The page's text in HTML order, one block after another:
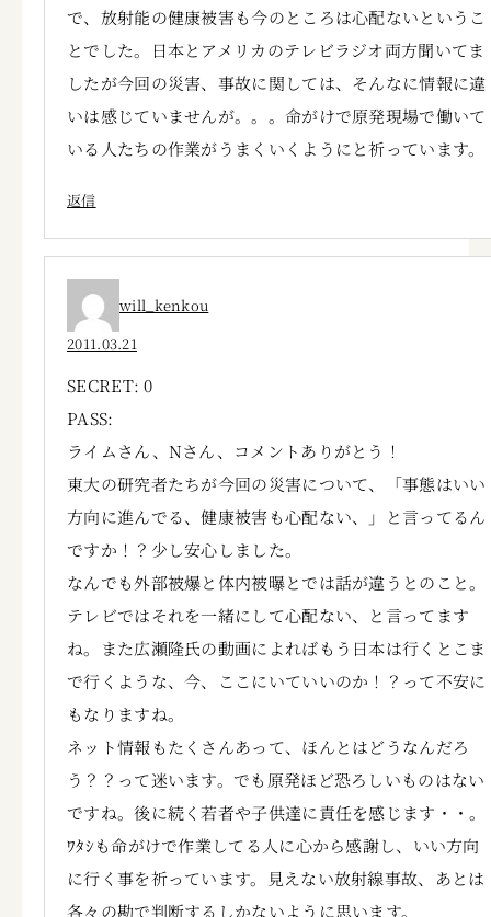
で、放射能の健康被害も今のところは心配ないというこ
とでした。日本とアメリカのテレビラジオ両方聞いてま
したが今回の災害、事故に関しては、そんなに情報に違
いは感じていませんが。。。命がけで原発現場で働いて
いる人たちの作業がうまくいくようにと祈っています。
返信
will_kenkou
2011.03.21
SECRET: 0
PASS:
ライムさん、Nさん、コメントありがとう！
東大の研究者たちが今回の災害について、「事態はいい
方向に進んでる、健康被害も心配ない、」と言ってるん
ですか！？少し安心しました。
なんでも外部被爆と体内被曝とでは話が違うとのこと。
テレビではそれを一緒にして心配ない、と言ってます
ね。また広瀬隆氏の動画によればもう日本は行くとこま
で行くような、今、ここにいていいのか！？って不安に
もなりますね。
ネット情報もたくさんあって、ほんとはどうなんだろ
う？？って迷います。でも原発ほど恐ろしいものはない
ですね。後に続く若者や子供達に責任を感じます・・。
ﾜﾀｼも命がけで作業してる人に心から感謝し、いい方向
に行く事を祈っています。見えない放射線事故、あとは
各々の勘で判断するしかないように思います。